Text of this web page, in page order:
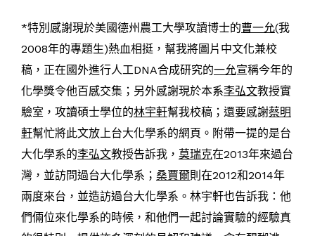
*特別感謝現於美國德州農工大學攻讀博士的曹一允(我
2008年的專題生)熱血相挺，幫我將圖片中文化兼校
稿，正在國外進行人工DNA合成研究的一允宣稱今年的
化學獎令他百感交集；另外感謝現於本系李弘文教授實
驗室，攻讀碩士學位的林宇軒幫我校稿；還要感謝蔡明
軒幫忙將此文放上台大化學系的網頁。附帶一提的是台
大化學系的李弘文教授告訴我， 莫瑞克在2013年來過台
灣，並訪問過台大化學系； 桑賈爾則在2012和2014年
兩度來台，並造訪過台大化學系。林宇軒也告訴我：他
們倆位來化學系的時候，和他們一起討論實驗的經驗真